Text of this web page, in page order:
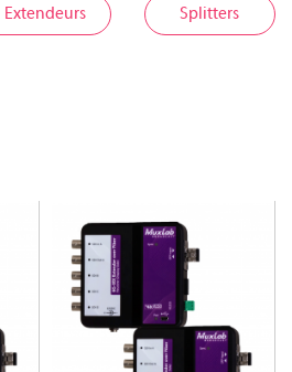
Extendeurs Splitters
500734-SM40